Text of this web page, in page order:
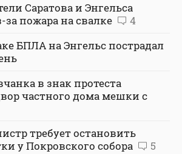
Саратова и Энгельса
пожара на свалке
4
БПЛА на Энгельс пострадал
в знак протеста
частного дома мешки с
требует остановить
у Покровского собора
5